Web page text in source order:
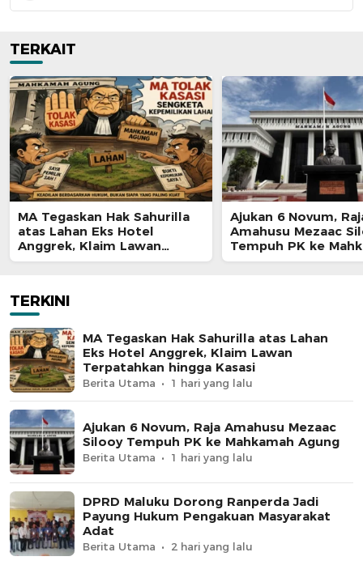
TERKAIT
MA Tegaskan Hak Sahurilla
atas Lahan Eks Hotel
Anggrek, Klaim Lawan
Terpatahkan hingga Kasasi
Ajukan 6 Novum,
Amahusu Mezaac
Tempuh PK ke
Agung
TERKINI
MA Tegaskan Hak Sahurilla atas Lahan
Eks Hotel Anggrek, Klaim Lawan
Terpatahkan hingga Kasasi
Berita Utama 1 hari yang lalu
Ajukan 6 Novum, Raja Amahusu Mezaac
Silooy Tempuh PK ke Mahkamah Agung
Berita Utama 1 hari yang lalu
DPRD Maluku Dorong Ranperda Jadi
Payung Hukum Pengakuan Masyarakat
Adat
Berita Utama 2 hari yang lalu